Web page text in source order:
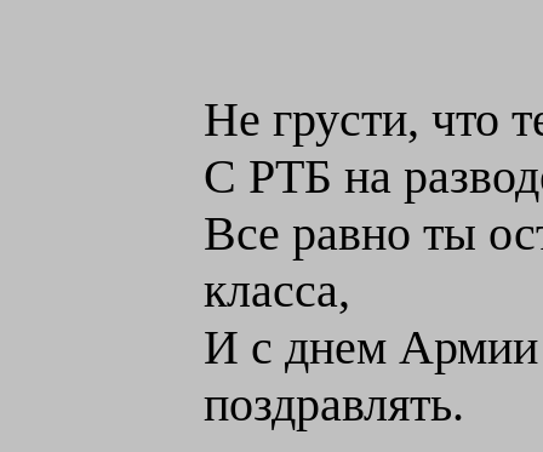
Не грусти, что
С РТБ на
Все равно ты
класса,
И с днем Армии
поздравлять.